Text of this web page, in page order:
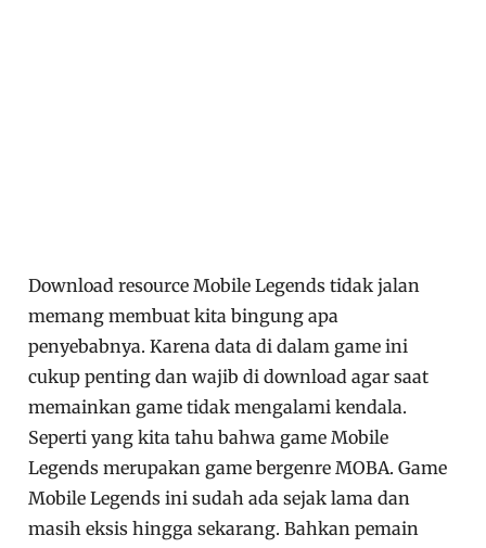
Download resource Mobile Legends tidak jalan
memang membuat kita bingung apa
penyebabnya. Karena data di dalam game ini
cukup penting dan wajib di download agar saat
memainkan game tidak mengalami kendala.
Seperti yang kita tahu bahwa game Mobile
Legends merupakan game bergenre MOBA. Game
Mobile Legends ini sudah ada sejak lama dan
masih eksis hingga sekarang. Bahkan pemain